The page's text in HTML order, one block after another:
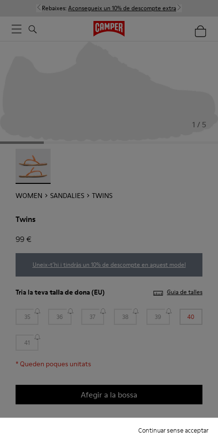
Continuar sense acceptar
Rebaixes: Aconsegueix un 10% de descompte extra
1 / 5
Twins - 21792-002
WOMEN SANDALIES TWINS
Twins
99 €
Uneix-t’hi i tindràs un 10% de descompte en aquest model
Tria la tevatalla de dona(EU) Guia de talles
35 36 37 38 39 40
41
*Queden poques unitats
Afegir a la bossa